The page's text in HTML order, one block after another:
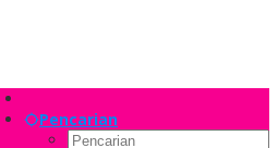
Pencarian